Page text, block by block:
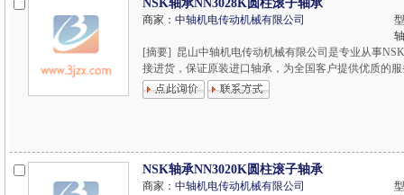
NSK轴承NN3028K圆柱滚子轴承
商家：中轴机电传动机械有限公司
[摘要] 昆山中轴机电传动机械有限公司是专业从事
接进货，保证原装进口轴承，为全国客户提供优质的
NSK轴承NN3020K圆柱滚子轴承
商家：中轴机电传动机械有限公司